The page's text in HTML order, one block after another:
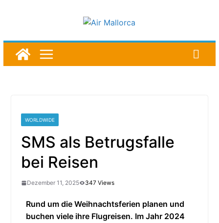
WORLDWIDE
SMS als Betrugsfalle
bei Reisen
Dezember 11, 2025 347 Views
Rund um die Weihnachtsferien planen und
buchen viele ihre Flugreisen. Im Jahr 2024